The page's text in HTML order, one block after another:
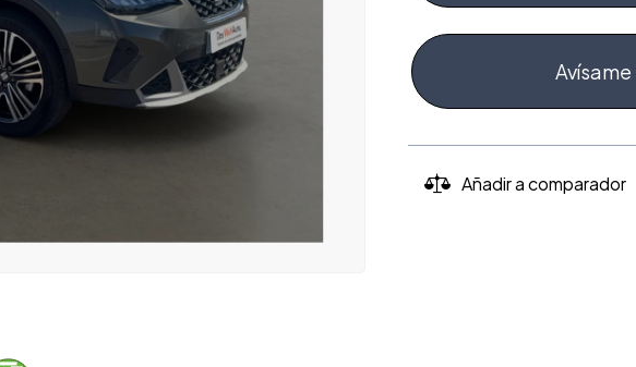
Añadir a comparador